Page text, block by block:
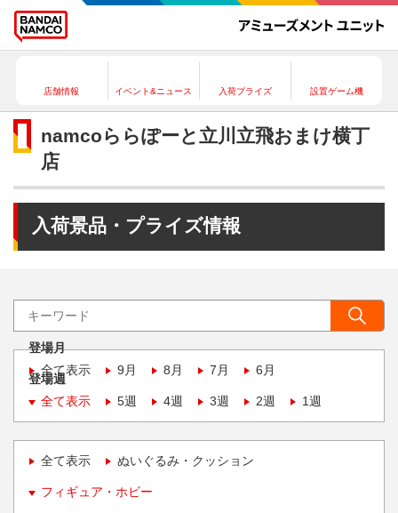
店舗情報 イベント&ニュース 入荷プライズ 設置ゲーム機
namcoららぽーと立川立飛おまけ横丁
店
入荷景品・プライズ情報
登場月
全て表示
9月 8月 7月 6月
登場週
全て表示
5週 4週 3週 2週 1週
全て表示 ぬいぐるみ・クッション
フィギュア・ホビー